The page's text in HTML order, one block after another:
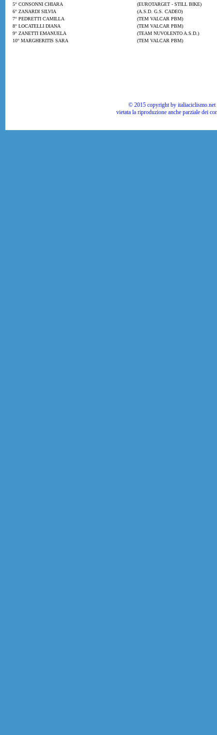
5° CONSONNI CHIARA
(EUROTARGET - STILL BIKE)
6° ZANARDI SILVIA
(A.S.D. G.S. CADEO)
7° PEDRETTI CAMILLA
(TEM VALCAR PBM)
8° LOCATELLI DIANA
(TEM VALCAR PBM)
9° ZANETTI EMANUELA
(TEAM NUVOLENTO A.S.D.)
10° MARGHERITIS SARA
(TEM VALCAR PBM)
© 2015 copyright by
vietata la riproduzione anche parziale dei